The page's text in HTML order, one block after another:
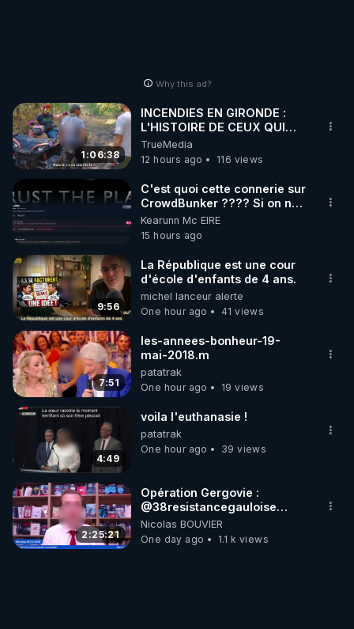
Why this ad?
1:06:38
INCENDIES EN GIRONDE :
L'HISTOIRE DE CEUX QUI
SONT RESTÉS
TrueMedia
12 hours ago
116 views
C'est quoi cette connerie sur
CrowdBunker ???? Si on ne
peut plus publier, c'est un
peu de la censure. Ne payez
pas les boucliers pour voir
mes vidéos, c'est une
arnaque parce que ma
gratuits. Je préfère la voir
mourir que de voir mes
CrowdBunker s'est tiré une
balle dans le pied sans nos
chaines CrowdBunker n'est
plus rien. Migrez vers les
Odysee, et Tik-Tok", je vous
mettrai les liens en
commentaires. Bisous la
Kearunn Mc EIRE
15 hours ago
9:56
La République est une cour
d'école d'enfants de 4 ans.
michel lanceur alerte
One hour ago
41 views
7:51
les-annees-bonheur-19-
mai-2018.m
patatrak
One hour ago
19 views
4:49
voila l'euthanasie !
patatrak
One hour ago
39 views
2:25:21
Opération Gergovie :
‪@38resistancegauloise‬
‪@MarionSigautOfficiel‬
‪@gladysriifard5710‬ Laëtitia
Nicolas BOUVIER
One day ago
1.1 k views